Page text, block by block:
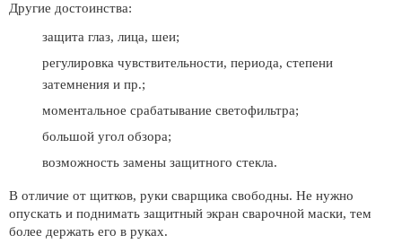
Другие достоинства:
защита глаз, лица, шеи;
регулировка чувствительности, периода, степени
затемнения и пр.;
моментальное срабатывание светофильтра;
большой угол обзора;
возможность замены защитного стекла.
В отличие от щитков, руки сварщика свободны. Не нужно
опускать и поднимать защитный экран сварочной маски, тем
более держать его в руках.